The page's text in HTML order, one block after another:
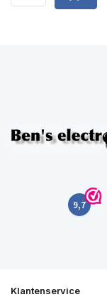
9,7
Klantenservice